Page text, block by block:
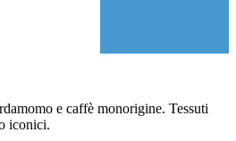
e caffè monorigine. Tessuti
iconici.